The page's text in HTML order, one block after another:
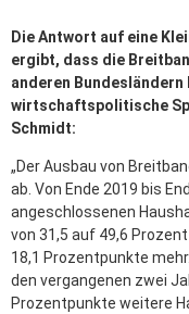
Die Antwort auf eine
ergibt, dass die
anderen
wirtschaftspolitische
Schmidt:
„Der Ausbau von
ab. Von Ende 2019 bis
angeschlossenen
von 31,5 auf 49,6
18,1 Prozentpunkte
den vergangenen zwei
Prozentpunkte weitere